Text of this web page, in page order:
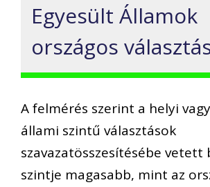
Egyesült Államok
országos
A felmérés szerint a helyi
állami szintű választások
szavazatösszesítésébe vetett
szintje magasabb, mint az